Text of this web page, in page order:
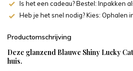
Is het een cadeau? Bestel: Inpakken
Heb je het snel nodig? Kies: Ophalen
Productomschrijving
Deze glanzend Blauwe Shiny Lucky
huis.